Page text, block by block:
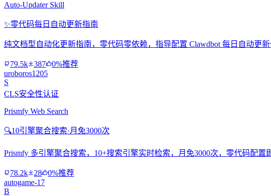
Auto-Updater Skill
✨零代码每日自动更新指南
纯文档型自动化更新指南，零代码零依赖，指导配置 Clawdbot 每日自动更新
79.5k 387
0%推荐
uroboros1205
S
CLS安全性认证
Prismfy Web Search
🔍10引擎聚合搜索·月免3000次
Prismfy 多引擎聚合搜索，10+搜索引擎实时检索，月免3000次，零代码配置
78.2k 28
0%推荐
autogame-17
B